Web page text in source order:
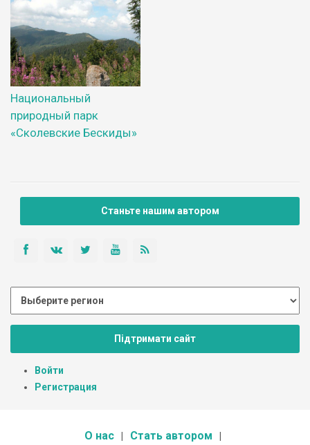
Национальный
природный парк
«Сколевские Бескиды»
Станьте нашим автором
Підтримати сайт
Войти
Регистрация
О нас Стать автором